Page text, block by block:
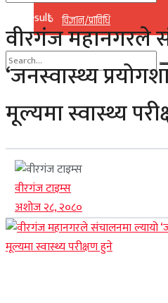
विज्ञान/प्राविधि
No Result
View All Result
No Result
View All Result
वीरगंज महानगरले
‘जनस्वास्थ्य
मूल्यमा स्वास्थ्य
वीरगंज टाइम्स
अशोज २८, २०८०